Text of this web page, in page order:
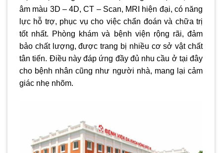
âm màu 3D – 4D, CT – Scan, MRI hiện đại, có năng
lực hỗ trợ, phục vụ cho việc chẩn đoán và chữa trị
tốt nhất. Phòng khám và bệnh viện rộng rãi, đảm
bảo chất lượng, được trang bị nhiều cơ sở vật chất
tân tiến. Điều này đáp ứng đầy đủ nhu cầu ở tại đây
cho bệnh nhân cũng như người nhà, mang lại cảm
giác nhẹ nhõm.